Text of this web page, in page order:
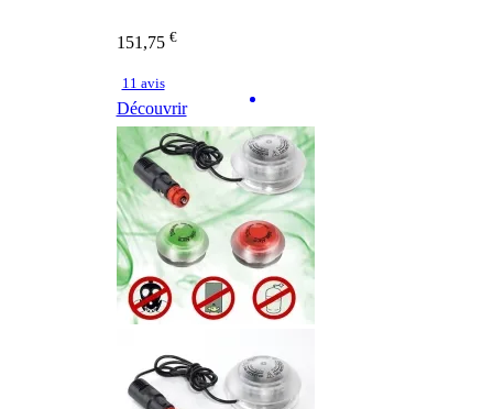
151,75 €
11 avis
Découvrir